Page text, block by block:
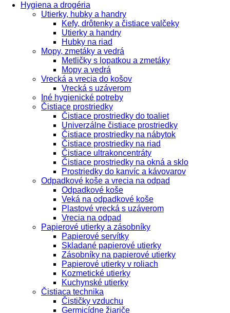
Hygiena a drogéria
Utierky, hubky a handry
Kefy, drôtenky a čistiace valčeky
Utierky a handry
Hubky na riad
Mopy, zmetáky a vedrá
Metličky s lopatkou a zmetáky
Mopy a vedrá
Vrecká a vrecia do košov
Vrecká s uzáverom
Iné hygienické potreby
Čistiace prostriedky
Čistiace prostriedky do toaliet
Univerzálne čistiace prostriedky
Čistiace prostriedky na nábytok
Čistiace prostriedky na riad
Čistiace ultrakoncentráty
Čistiace prostriedky na okná a sklo
Prostriedky do kanvíc a kávovarov
Odpadkové koše a vrecia na odpad
Odpadkové koše
Veká na odpadkové koše
Plastové vrecká s uzáverom
Vrecia na odpad
Papierové utierky a zásobníky
Papierové servítky
Skladané papierové utierky
Zásobníky na papierové utierky
Papierové utierky v roliach
Kozmetické utierky
Kuchynské utierky
Čistiaca technika
Čističky vzduchu
Germicídne žiariče